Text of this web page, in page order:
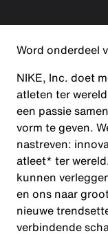
Word onderdeel
NIKE, Inc. doet
atleten ter
een passie
vorm te geven.
nastreven:
atleet* ter
kunnen
en ons naar
nieuwe
verbindende